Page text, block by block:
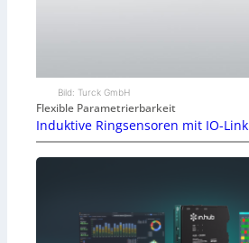
Bild: Turck GmbH
Flexible Parametrierbarkeit
Induktive Ringsensoren mit IO-Link